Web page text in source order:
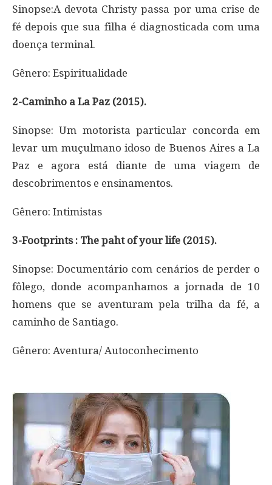
Sinopse:A devota Christy passa por uma crise de
fé depois que sua filha é diagnosticada com uma
doença terminal.
Gênero: Espiritualidade
2-Caminho a La Paz (2015).
Sinopse: Um motorista particular concorda em
levar um muçulmano idoso de Buenos Aires a La
Paz e agora está diante de uma viagem de
descobrimentos e ensinamentos.
Gênero: Intimistas
3-Footprints : The paht of your life (2015).
Sinopse: Documentário com cenários de perder o
fôlego, donde acompanhamos a jornada de 10
homens que se aventuram pela trilha da fé, a
caminho de Santiago.
Gênero: Aventura/ Autoconhecimento